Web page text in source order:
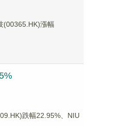
(00365.HK)漲幅
跌幅22.95%、NIU